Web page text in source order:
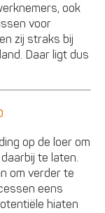
ook
voor
zij straks bij
Daar ligt dus
op de loer om
te laten.
om verder te
eens
hiaten